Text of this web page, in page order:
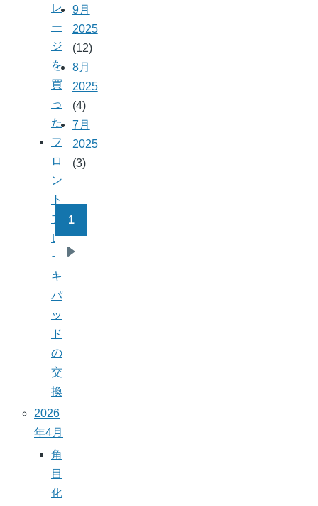
レ
ー
ジ
を
買
っ
た
フ
ロ
ン
ト
ブ
レ
ー
キ
パ
ッ
ド
の
交
換
2026
年4月
角
目
化
9月
2025
(12)
8月
2025
(4)
7月
2025
(3)
ペ
ー
ジ
送
り
1